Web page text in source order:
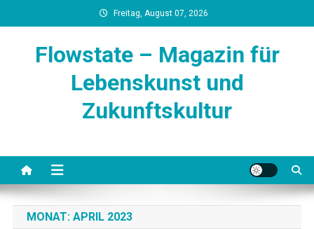
to
Freitag, August 07, 2026
Flowstate – Magazin für
Lebenskunst und
Zukunftskultur
MONAT: APRIL 2023